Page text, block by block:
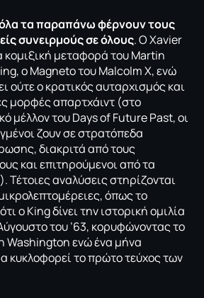
τα παραπάνω φέρνουν τους
συνειρμούς σε όλους. O Xavier
κομιξική μεταφορά του Martin
o Magneto του Malcolm X, ενώ
ούτε ο κρατικός αυταρχισμός και
μορφές απαρτχάιντ (στο
μέλλον του Days of Future Past, οι
ζουν σε στρατόπεδα
διακριτά από τους
και επιτηρούμενοι από τα
Τέτοιες αναλύσεις στηρίζονται
όπως το
o King δίνει την ιστορική ομιλία
του ’63, κορυφώνοντας το
Washington ενώ ένα μήνα
κυκλοφορεί το πρώτο τεύχος των